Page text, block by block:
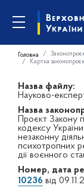
Головна
Картка
Назва файлу:
Науково-
Назва
Проєкт Закону
кодексу
незаконну
психотропних
дії воєнного
Номер, дата
10236 від